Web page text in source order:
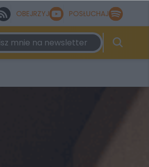
OBEJRZYJ POSŁUCHAJ
mnie na newsletter